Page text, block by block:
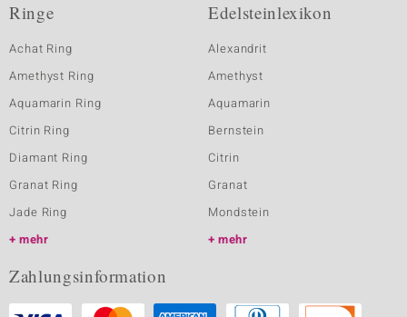
Ringe
Achat Ring
Amethyst Ring
Aquamarin Ring
Citrin Ring
Diamant Ring
Granat Ring
Jade Ring
mehr
Edelsteinlexikon
Alexandrit
Amethyst
Aquamarin
Bernstein
Citrin
Granat
Mondstein
mehr
Zahlungsinformation